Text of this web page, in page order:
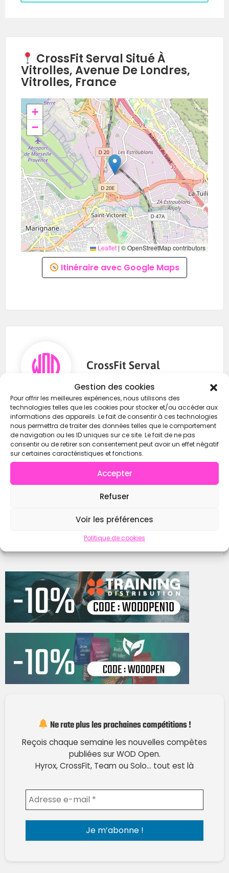
Gestion des cookies
Pour offrir les meilleures expériences, nous utilisons des
technologies telles que les cookies pour stocker et/ou accéder aux
informations des appareils. Le fait de consentir à ces technologies
nous permettra de traiter des données telles que le comportement
de navigation ou les ID uniques sur ce site. Le fait de ne pas
consentir ou de retirer son consentement peut avoir un effet négatif
sur certaines caractéristiques et fonctions.
Accepter
Refuser
Voir les préférences
Politique de cookies
CrossFit Serval Situé À
Vitrolles, Avenue De Londres,
Vitrolles, France
+
−
Leaflet | © OpenStreetMap contributors
Itinéraire avec Google Maps
CrossFit Serval
0673786849
crossfit.serval@gmail.com
https://wod-open.com/
Instagram
Ne rate plus les prochaines compétitions !
Reçois chaque semaine les nouvelles compètes
publiées sur WOD Open.
Hyrox, CrossFit, Team ou Solo… tout est là